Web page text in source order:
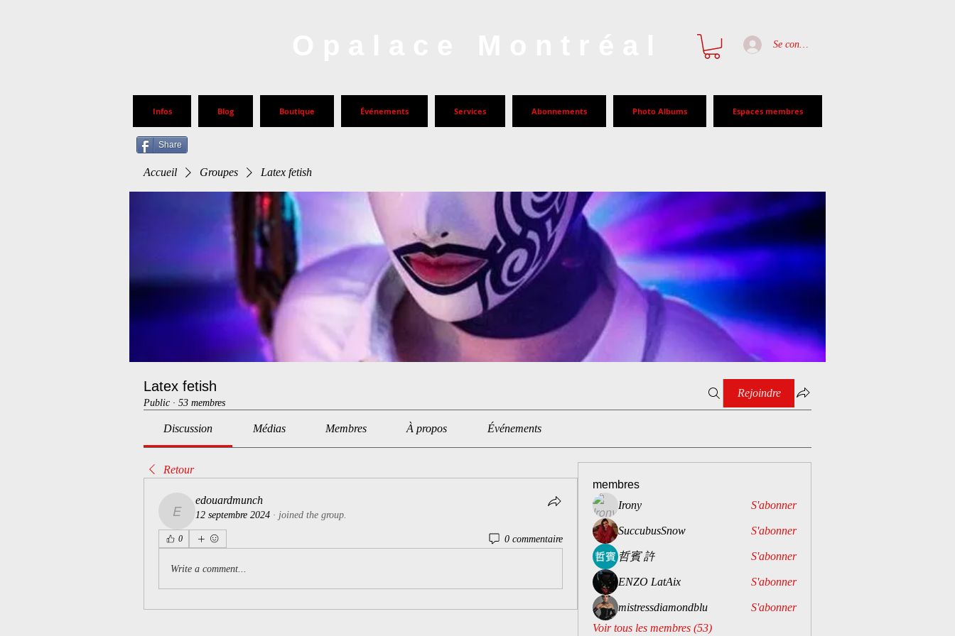
Se connecter
Infos Blog Boutique Événements Services Abonnements Photo Albums Espaces membres
Share
Accueil Groupes Latex fetish
Latex fetish
Public · 53 membres
Rejoindre
Discussion Médias Membres À propos Événements
Retour
edouardmunch
edouardmunch
12 septembre 2024 · joined the group.
0 0 commentaire
Write a comment...
membres
Irony
S'abonner
SuccubusSnow S'abonner
哲賓 許 S'abonner
ENZO LatAix S'abonner
mistressdiamondblu
S'abonner
Voir tous les membres (53)